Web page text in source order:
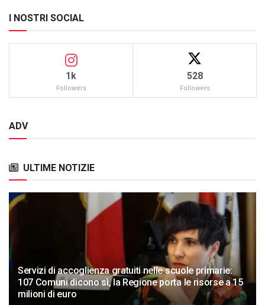
I NOSTRI SOCIAL
1k
Followers
528
Followers
ADV
ULTIME NOTIZIE
Servizi di accoglienza gratuiti nelle scuole primarie:
107 Comuni dicono sì, la Regione porta le risorse a 15
milioni di euro